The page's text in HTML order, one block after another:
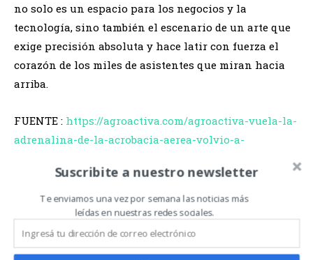
no solo es un espacio para los negocios y la
tecnología, sino también el escenario de un arte que
exige precisión absoluta y hace latir con fuerza el
corazón de los miles de asistentes que miran hacia
arriba.
FUENTE : https://agroactiva.com/agroactiva-vuela-la-
adrenalina-de-la-acrobacia-aerea-volvio-a-
Relacionado
Suscribite a nuestro newsletter
Te enviamos una vez por semana las noticias más
leídas en nuestras redes sociales.